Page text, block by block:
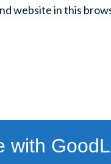
website in this
with